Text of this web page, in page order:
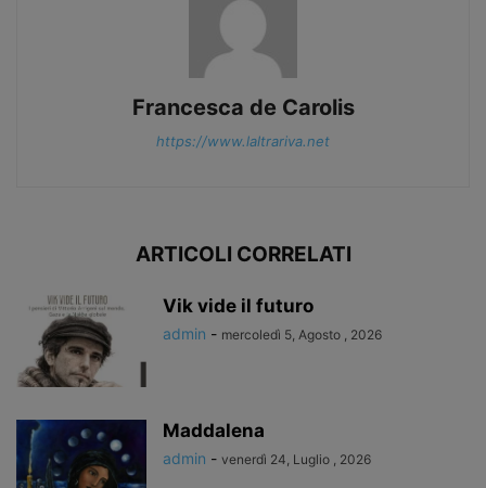
Francesca de Carolis
https://www.laltrariva.net
ARTICOLI CORRELATI
Vik vide il futuro
admin - mercoledì 5, Agosto , 2026
Maddalena
admin - venerdì 24, Luglio , 2026